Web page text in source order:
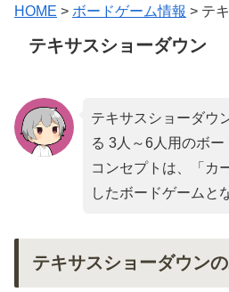
HOME > ボードゲーム情報 > テ
テキサスショーダウン
テキサスショーダウ
る 3人～6人用のボ
コンセプトは、「 カ
したボードゲームと
テキサスショーダウン